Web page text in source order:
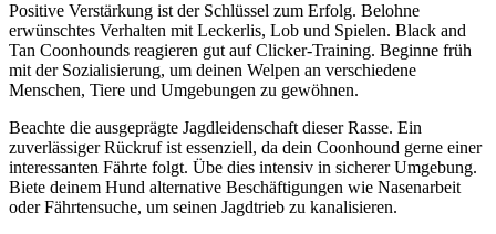
Positive Verstärkung ist der Schlüssel zum Erfolg. Belohne
erwünschtes Verhalten mit Leckerlis, Lob und Spielen. Black and
Tan Coonhounds reagieren gut auf Clicker-Training. Beginne früh
mit der Sozialisierung, um deinen Welpen an verschiedene
Menschen, Tiere und Umgebungen zu gewöhnen.
Beachte die ausgeprägte Jagdleidenschaft dieser Rasse. Ein
zuverlässiger Rückruf ist essenziell, da dein Coonhound gerne einer
interessanten Fährte folgt. Übe dies intensiv in sicherer Umgebung.
Biete deinem Hund alternative Beschäftigungen wie Nasenarbeit
oder Fährtensuche, um seinen Jagdtrieb zu kanalisieren.